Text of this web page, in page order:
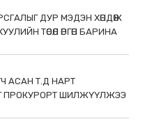
ДУР МЭДЭН ХӨНДӨЖ
ТӨСӨЛ ӨРГӨН БАРИНА
АСАН Т.Д НАРТ
ПРОКУРОРТ ШИЛЖҮҮЛЖЭЭ